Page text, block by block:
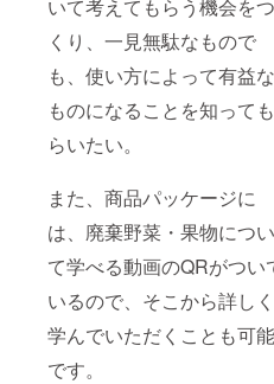
いて考えてもらう機会をつ
くり、一見無駄なもので
も、使い方によって有益な
ものになることを知っても
らいたい。
また、商品パッケージに
は、廃棄野菜・果物につい
て学べる動画のQRがつい
いるので、そこから詳しく
学んでいただくことも可能
です。